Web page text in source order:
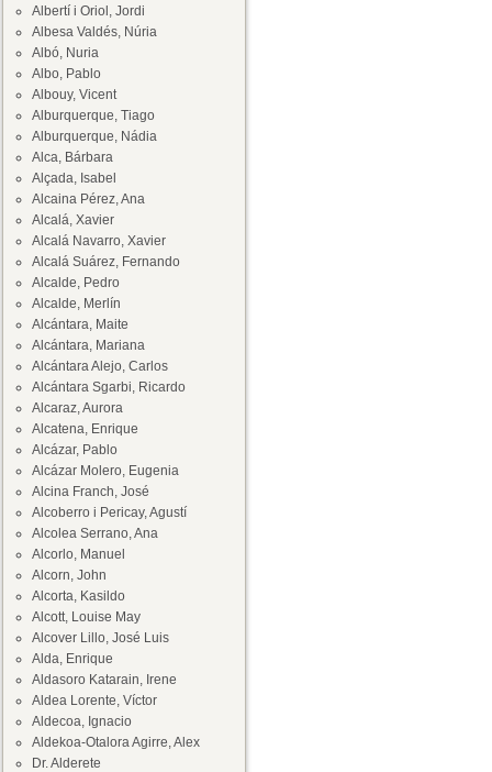
Albertí i Oriol, Jordi
Albesa Valdés, Núria
Albó, Nuria
Albo, Pablo
Albouy, Vicent
Alburquerque, Tiago
Alburquerque, Nádia
Alca, Bárbara
Alçada, Isabel
Alcaina Pérez, Ana
Alcalá, Xavier
Alcalá Navarro, Xavier
Alcalá Suárez, Fernando
Alcalde, Pedro
Alcalde, Merlín
Alcántara, Maite
Alcántara, Mariana
Alcántara Alejo, Carlos
Alcántara Sgarbi, Ricardo
Alcaraz, Aurora
Alcatena, Enrique
Alcázar, Pablo
Alcázar Molero, Eugenia
Alcina Franch, José
Alcoberro i Pericay, Agustí
Alcolea Serrano, Ana
Alcorlo, Manuel
Alcorn, John
Alcorta, Kasildo
Alcott, Louise May
Alcover Lillo, José Luis
Alda, Enrique
Aldasoro Katarain, Irene
Aldea Lorente, Víctor
Aldecoa, Ignacio
Aldekoa-Otalora Agirre, Alex
Dr. Alderete